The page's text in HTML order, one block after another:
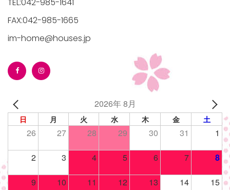
FAX:042-985-1665
im-home@houses.jp
2026年 8月
日 月 火 水 木 金 土
26 27 28 29 30 31 1
2 3 4 5 6 7 8
9 10 11 12 13 14 15